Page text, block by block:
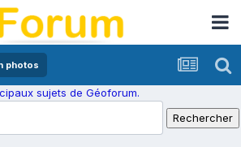
photos
sujets de Géoforum.